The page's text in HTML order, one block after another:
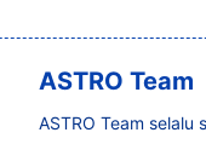
ASTRO Team
ASTRO Team